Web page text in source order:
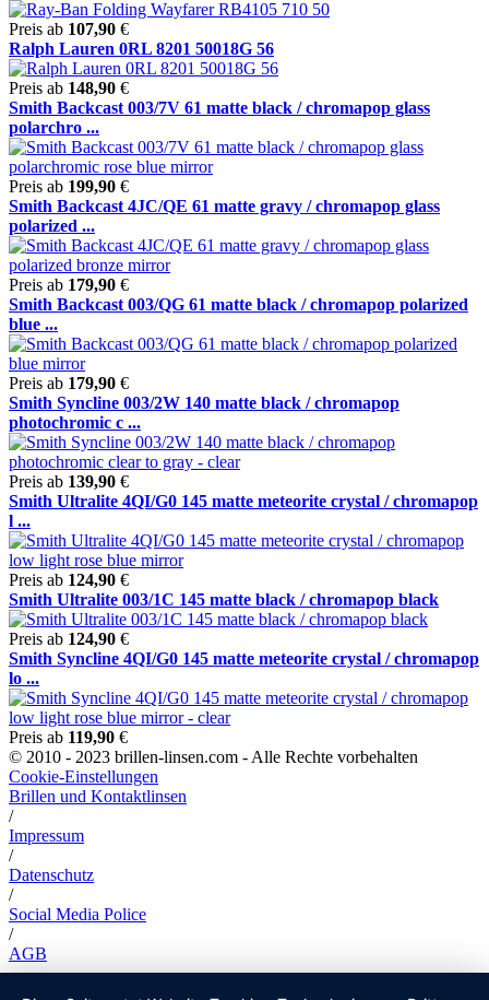
Preis ab 107,90 €
Ralph Lauren 0RL 8201 50018G 56
Preis ab 148,90 €
Smith Backcast 003/7V 61 matte black / chromapop glass
polarchro ...
Preis ab 199,90 €
Smith Backcast 4JC/QE 61 matte gravy / chromapop glass
polarized ...
Preis ab 179,90 €
Smith Backcast 003/QG 61 matte black / chromapop polarized
blue ...
Preis ab 179,90 €
Smith Syncline 003/2W 140 matte black / chromapop
photochromic c ...
Preis ab 139,90 €
Smith Ultralite 4QI/G0 145 matte meteorite crystal / chromapop
l ...
Preis ab 124,90 €
Smith Ultralite 003/1C 145 matte black / chromapop black
Preis ab 124,90 €
Smith Syncline 4QI/G0 145 matte meteorite crystal / chromapop
lo ...
Preis ab 119,90 €
© 2010 - 2023 brillen-linsen.com - Alle Rechte vorbehalten
Cookie-Einstellungen
Brillen und Kontaktlinsen
/
Impressum
/
Datenschutz
/
Social Media Police
/
AGB